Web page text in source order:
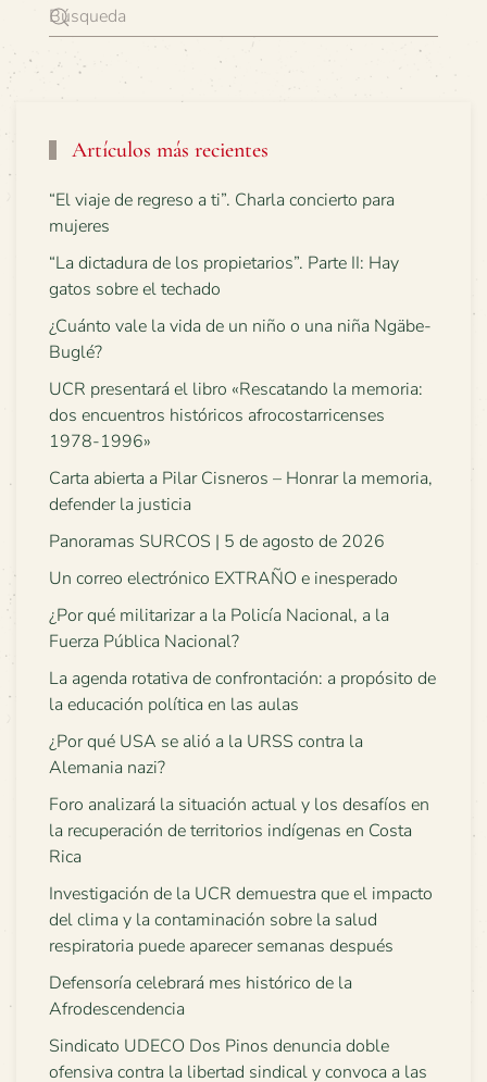
Artículos más recientes
“El viaje de regreso a ti”. Charla concierto para
mujeres
“La dictadura de los propietarios”. Parte II: Hay
gatos sobre el techado
¿Cuánto vale la vida de un niño o una niña Ngäbe-
Buglé?
UCR presentará el libro «Rescatando la memoria:
dos encuentros históricos afrocostarricenses
1978-1996»
Carta abierta a Pilar Cisneros – Honrar la memoria,
defender la justicia
Panoramas SURCOS | 5 de agosto de 2026
Un correo electrónico EXTRAÑO e inesperado
¿Por qué militarizar a la Policía Nacional, a la
Fuerza Pública Nacional?
La agenda rotativa de confrontación: a propósito de
la educación política en las aulas
¿Por qué USA se alió a la URSS contra la
Alemania nazi?
Foro analizará la situación actual y los desafíos en
la recuperación de territorios indígenas en Costa
Rica
Investigación de la UCR demuestra que el impacto
del clima y la contaminación sobre la salud
respiratoria puede aparecer semanas después
Defensoría celebrará mes histórico de la
Afrodescendencia
Sindicato UDECO Dos Pinos denuncia doble
ofensiva contra la libertad sindical y convoca a las